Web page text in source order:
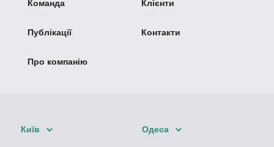
Команда Клієнти
Публікації Контакти
Про компанію
Київ Одеса